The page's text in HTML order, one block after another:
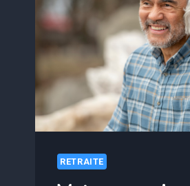
634€
PAR
MOIS
SELON
CETTE
ÉTUDE
RETRAITE